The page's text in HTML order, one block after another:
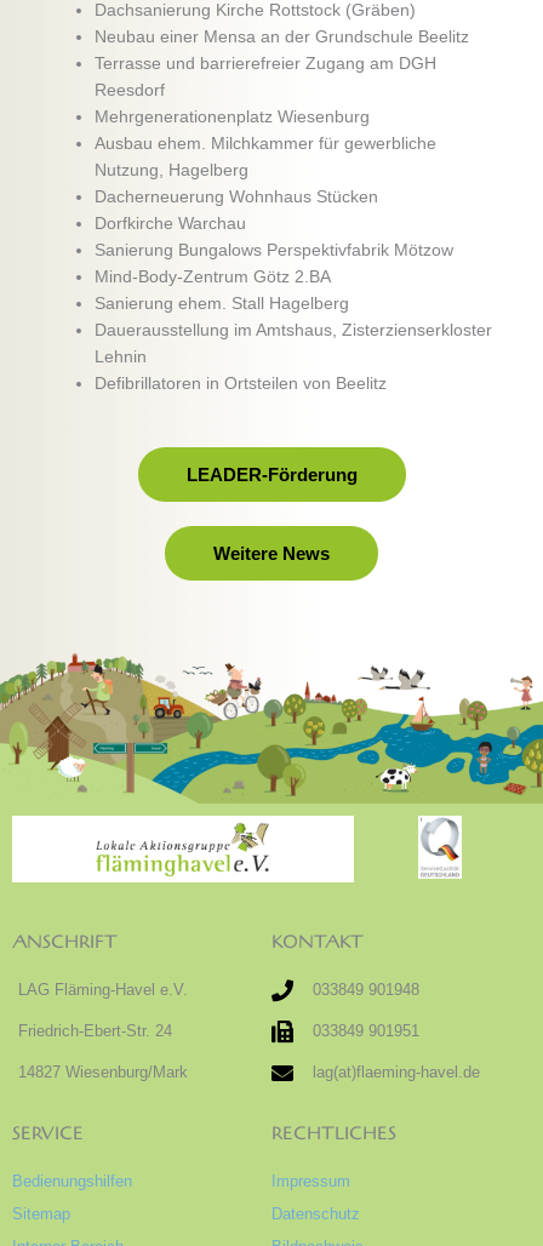
Dachsanierung Kirche Rottstock (Gräben)
Neubau einer Mensa an der Grundschule Beelitz
Terrasse und barrierefreier Zugang am DGH
Reesdorf
Mehrgenerationenplatz Wiesenburg
Ausbau ehem. Milchkammer für gewerbliche
Nutzung, Hagelberg
Dacherneuerung Wohnhaus Stücken
Dorfkirche Warchau
Sanierung Bungalows Perspektivfabrik Mötzow
Mind-Body-Zentrum Götz 2.BA
Sanierung ehem. Stall Hagelberg
Dauerausstellung im Amtshaus, Zisterzienserkloster
Lehnin
Defibrillatoren in Ortsteilen von Beelitz
LEADER-Förderung
Weitere News
ANSCHRIFT
LAG Fläming-Havel e.V.
Friedrich-Ebert-Str. 24
14827 Wiesenburg/Mark
KONTAKT
033849 901948
033849 901951
lag(at)flaeming-havel.de
SERVICE
Bedienungshilfen
Sitemap
RECHTLICHES
Impressum
Datenschutz